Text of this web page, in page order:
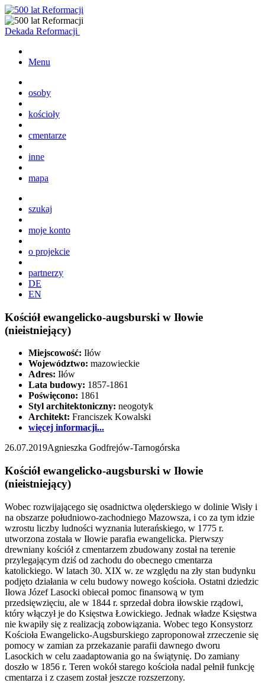
Dekada Reformacji
Menu
osoby
kościoły
cmentarze
inne
mapa
szukaj
moje konto
o projekcie
partnerzy
DE
EN
Kościół ewangelicko-augsburski w Iłowie
(nieistniejący)
Miejscowość: Iłów
Województwo: mazowieckie
Adres: Iłów
Lata budowy: 1857-1861
Poświęcono: 1861
Styl architektoniczny: neogotyk
Architekt: Franciszek Kowalski
więcej informacji...
26.07.2019Agnieszka Godfrejów-Tarnogórska
Kościół ewangelicko-augsburski w Iłowie
(nieistniejący)
Wobec rozwijającego się osadnictwa olęderskiego w dolinie Wisły i
na obszarze południowo-zachodniego Mazowsza, i co za tym idzie
wzrostu liczby ludności wyznania luterańskiego, w 1775 r.
utworzona została w Iłowie parafia ewangelicka. Pierwszy
drewniany kościół z cmentarzem zbudowany został na terenie
przylegającym dziś od zachodu do obecnego cmentarza
katolickiego. W latach 30. XIX w. ze względu na zły stan budynku
podjęto działania w celu budowy nowego kościoła. Ostatni dziedzic
Iłowa Józef Lasocki obiecał pomoc finansową w tym
przedsięwzięciu, ale w 1844 r. sprzedał dobra iłowskie rządowi,
który włączył je do Księstwa Łowickiego. Jednak władze Księstwa
nie kwapiły się z realizacją zobowiązania. Wobec tego Konsystorz
Kościoła Ewangelicko-Augsburskiego zaproponował zrzeczenie się
pomocy w zamian za przekazanie parafii dawnego dworu
Lasockich w celu zaadaptowania go na świątynię. Do zamiany
doszło w 1856 r. Teren wokół starego kościoła nadal pełnił funkcję
cmentarza i z czasem został jeszcze rozszerzony.